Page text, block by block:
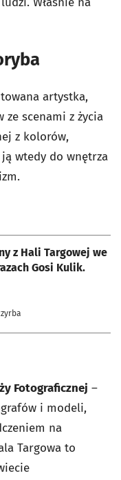
artystka,
ze scenami z życia
z kolorów,
ją wtedy do wnętrza
z Hali Targowej we
Gosi Kulik.
Fotograficznej –
i modeli,
na
Targowa to